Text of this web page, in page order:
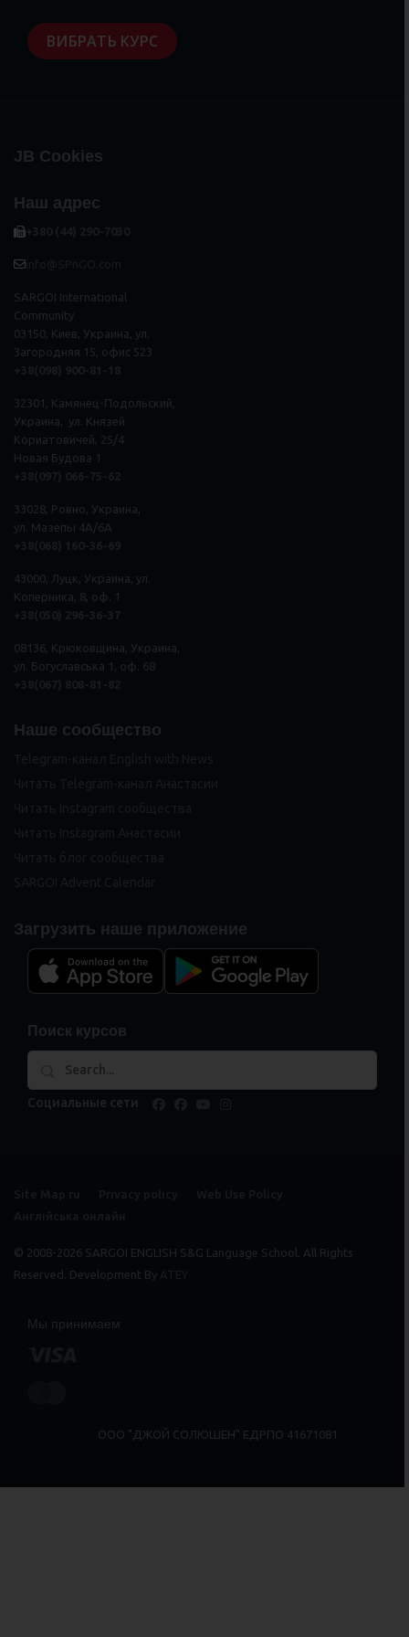
ВИБРАТЬ КУРС
JB Cookies
Наш адрес
SARGOI International
Community
03150, Киев, Украина, ул.
Загородняя 15, офис 523
32301, Камянец-Подольский,
Украина, ул. Князей
Кориатовичей, 25/4
Новая Будова 1
33028, Ровно, Украина,
ул. Мазепы 4А/6А
43000, Луцк, Украина, ул.
Коперника, 8, оф. 1
08136, Крюковщина, Украина,
ул. Богуславська 1, оф. 68
Наше сообщество
Загрузить наше приложение
Поиск курсов
Социальные сети
© 2008-2026 SARGOI ENGLISH S&G Language School. All Rights
Reserved. Development By
Мы принимаем
ООО "ДЖОЙ СОЛЮШЕН" ЕДРПО 41671081